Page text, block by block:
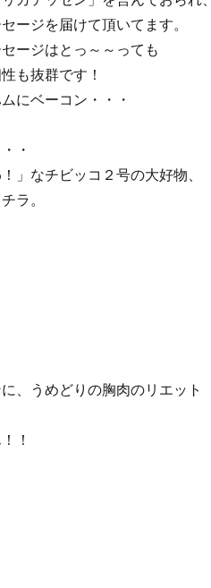
ージを届けて頂いてます。
ージはとっ～～っても
も抜群です！
にベーコン・・・
・
」なチビッコ２号の大好物、
ラ。
、うめどりの胸肉のリエット
！